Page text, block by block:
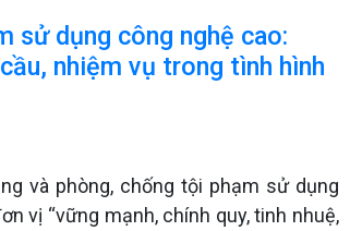
sử dụng công nghệ cao:
nhiệm vụ trong tình hình
và phòng, chống tội phạm sử dụng
vị “vững mạnh, chính quy, tinh nhuệ,